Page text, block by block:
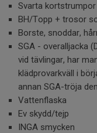
Svarta kortstrumpor
BH/Topp + trosor
Borste, snoddar,
SGA - overalljacka
vid tävlingar, har
klädprovarkväll i
annan SGA-tröja
Vattenflaska
Ev skydd/tejp
INGA smycken